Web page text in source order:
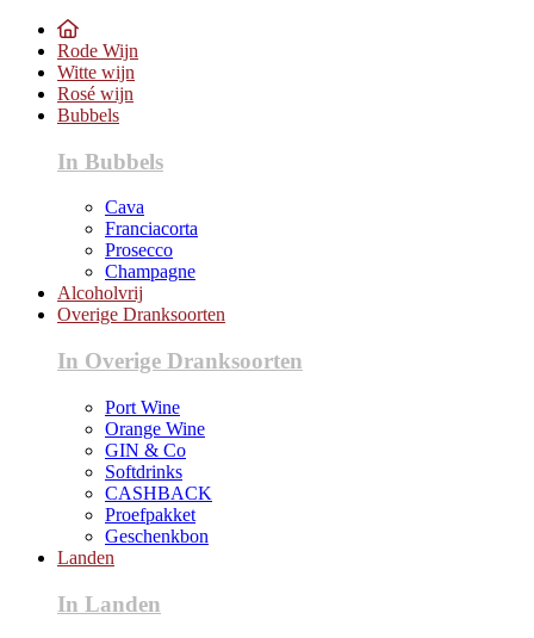
Rode Wijn
Witte wijn
Rosé wijn
Bubbels
In Bubbels
Cava
Franciacorta
Prosecco
Champagne
Alcoholvrij
Overige Dranksoorten
In Overige Dranksoorten
Port Wine
Orange Wine
GIN & Co
Softdrinks
CASHBACK
Proefpakket
Geschenkbon
Landen
In Landen